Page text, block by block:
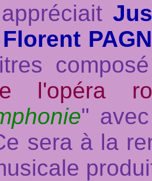
Florent
l'opéra
"
sera à la